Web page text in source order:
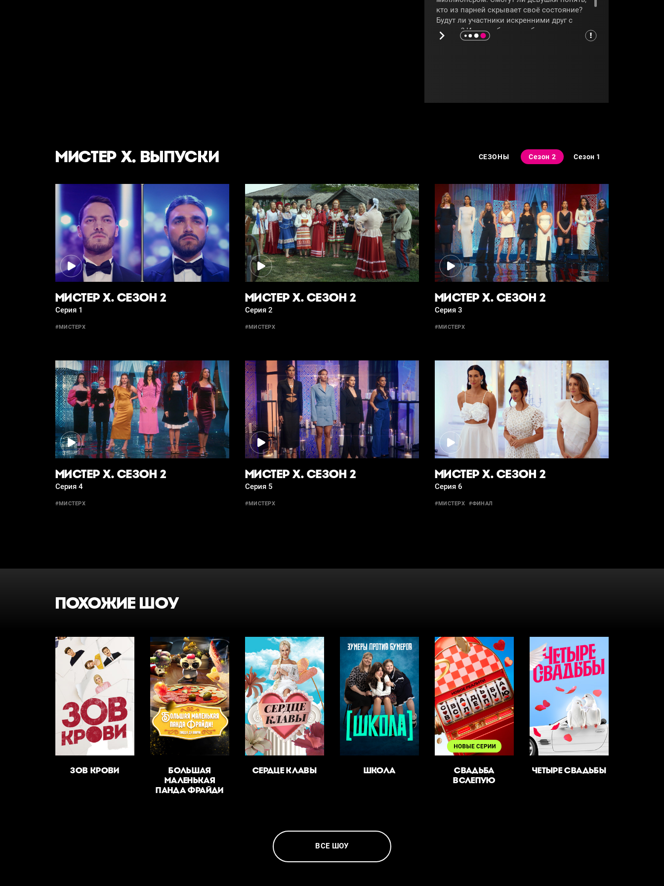
кто из парней скрывает своё состояние?
Будут ли участники искренними друг с
другом? И что победит, любовь или деньги,
покажет программа
МИСТЕР Х. ВЫПУСКИ СЕЗОНЫ Сезон 2 Сезон 1
МИСТЕР Х. СЕЗОН 2
Серия 1
#МИСТЕРХ
МИСТЕР Х. СЕЗОН 2
Серия 2
#МИСТЕРX
МИСТЕР Х. СЕЗОН 2
Серия 3
#МИСТЕРХ
МИСТЕР Х. СЕЗОН 2
Серия 4
#МИСТЕРХ
МИСТЕР Х. СЕЗОН 2
Серия 5
#МИСТЕРХ
МИСТЕР Х. СЕЗОН 2
Серия 6
#МИСТЕРХ #ФИНАЛ
ПОХОЖИЕ ШОУ
ЗОВ КРОВИ
БОЛЬШАЯ
МАЛЕНЬКАЯ
ПАНДА ФРАЙДИ
СЕРДЦЕ КЛАВЫ ШКОЛА
СВАДЬБА
ВСЛЕПУЮ
ЧЕТЫРЕ СВАДЬБЫ
ВСЕ ШОУ